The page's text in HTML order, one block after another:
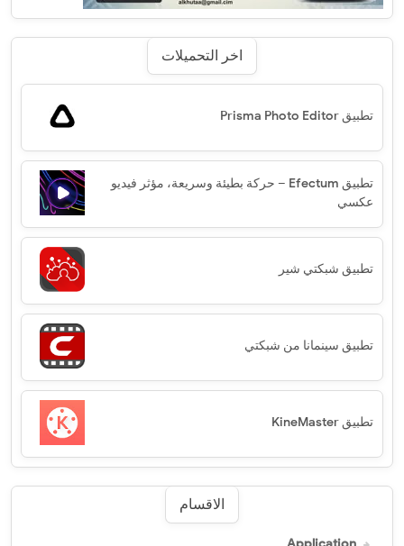
اخر التحميلات
تطبيق Prisma Photo Editor‏
تطبيق Efectum – حركة بطيئة وسريعة، مؤثر فيديو
عكسي
تطبيق شبكتي شير
تطبيق سينمانا من شبكتي
تطبيق KineMaster
الاقسام